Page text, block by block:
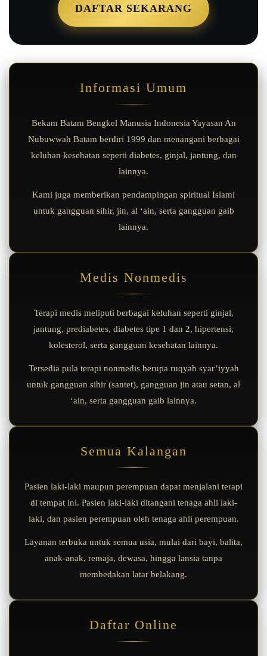
DAFTAR SEKARANG
Informasi Umum
Bekam Batam Bengkel Manusia Indonesia Yayasan An
Nubuwwah Batam berdiri 1999 dan menangani berbagai
keluhan kesehatan seperti diabetes, ginjal, jantung, dan
lainnya.
Kami juga memberikan pendampingan spiritual Islami
untuk gangguan sihir, jin, al ‘ain, serta gangguan gaib
lainnya.
Medis Nonmedis
Terapi medis meliputi berbagai keluhan seperti ginjal,
jantung, prediabetes, diabetes tipe 1 dan 2, hipertensi,
kolesterol, serta gangguan kesehatan lainnya.
Tersedia pula terapi nonmedis berupa ruqyah syar’iyyah
untuk gangguan sihir (santet), gangguan jin atau setan, al
‘ain, serta gangguan gaib lainnya.
Semua Kalangan
Pasien laki-laki maupun perempuan dapat menjalani terapi
di tempat ini. Pasien laki-laki ditangani tenaga ahli laki-
laki, dan pasien perempuan oleh tenaga ahli perempuan.
Layanan terbuka untuk semua usia, mulai dari bayi, balita,
anak-anak, remaja, dewasa, hingga lansia tanpa
membedakan latar belakang.
Daftar Online